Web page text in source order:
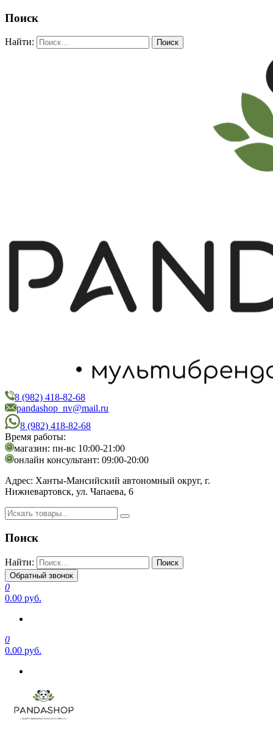
Поиск
Найти:
PandaShop
Интернет-магазин косметики
8 (982) 418-82-68
pandashop_nv@mail.ru
8 (982) 418-82-68
Время работы:
магазин: пн-вс 10:00-21:00
онлайн консультант: 09:00-20:00
Адрес: Ханты-Мансийский автономный округ, г.
Нижневартовск, ул. Чапаева, 6
Поиск
Найти:
Обратный звонок
0
0.00 руб.
0
0.00 руб.